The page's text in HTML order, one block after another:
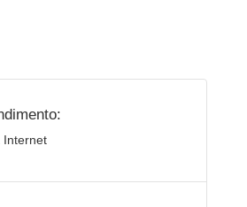
Internet